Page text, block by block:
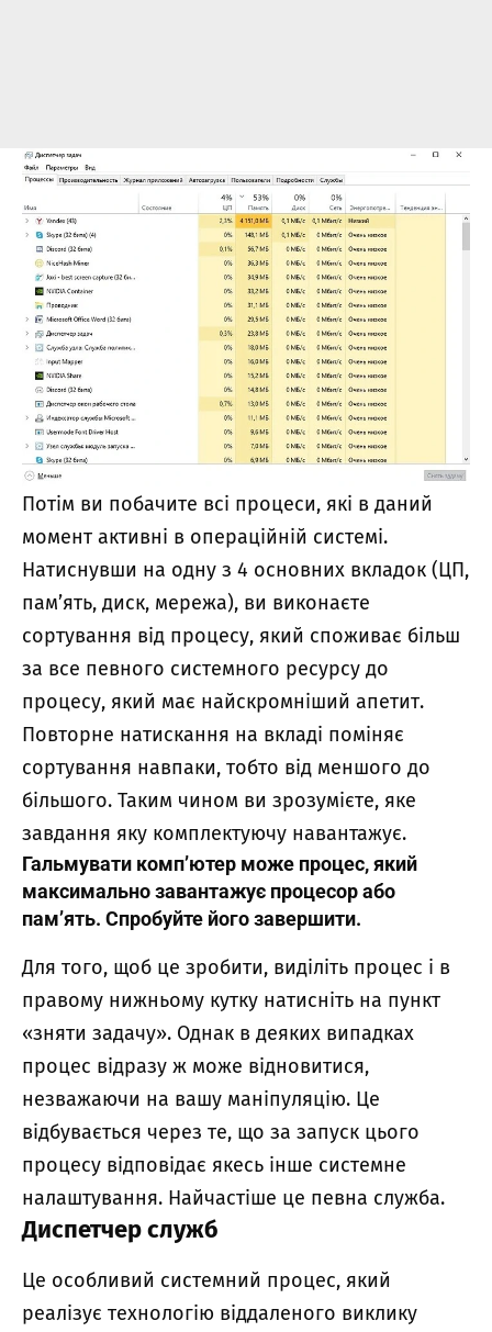
Потім ви побачите всі процеси, які в даний
момент активні в операційній системі.
Натиснувши на одну з 4 основних вкладок (ЦП,
пам’ять, диск, мережа), ви виконаєте
сортування від процесу, який споживає більш
за все певного системного ресурсу до
процесу, який має найскромніший апетит.
Повторне натискання на вкладі поміняє
сортування навпаки, тобто від меншого до
більшого. Таким чином ви зрозумієте, яке
завдання яку комплектуючу навантажує.
Гальмувати комп’ютер може процес, який
максимально завантажує процесор або
пам’ять. Спробуйте його завершити.
Для того, щоб це зробити, виділіть процес і в
правому нижньому кутку натисніть на пункт
«зняти задачу». Однак в деяких випадках
процес відразу ж може відновитися,
незважаючи на вашу маніпуляцію. Це
відбувається через те, що за запуск цього
процесу відповідає якесь інше системне
налаштування. Найчастіше це певна служба.
Диспетчер служб
Це особливий системний процес, який
реалізує технологію віддаленого виклику